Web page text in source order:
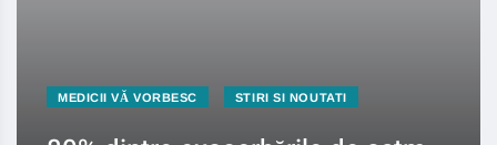
MEDICII VĂ VORBESC STIRI SI NOUTATI